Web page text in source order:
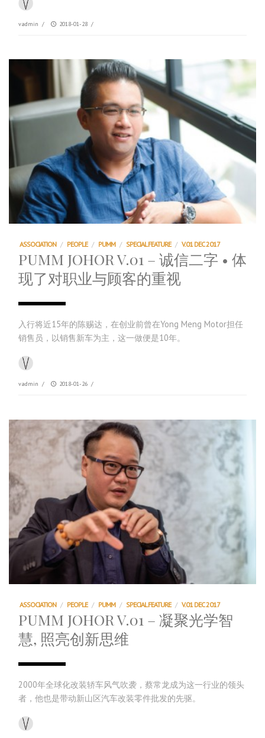
vadmin / 2018-01-28 /
ASSOCIATION / PEOPLE / PUMM / SPECIAL FEATURE / V.01 DEC 2017
PUMM JOHOR V.01 – 诚信二字 • 体
现了对职业与顾客的重视
入行将近15年的陈赐达，在创业前曾在Yong Meng Motor担任
销售员，以销售新车为主，这一做便是10年。
vadmin / 2018-01-26 /
ASSOCIATION / PEOPLE / PUMM / SPECIAL FEATURE / V.01 DEC 2017
PUMM JOHOR V.01 – 凝聚光学智
慧, 照亮创新思维
2000年全球化改装轿车风气吹袭，蔡常龙成为这一行业的领头
者，他也是带动新山区汽车改装零件批发的先驱。